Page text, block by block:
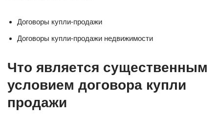
Договоры купли-продажи
Договоры купли-продажи недвижимости
Что является существенным
условием договора купли
продажи